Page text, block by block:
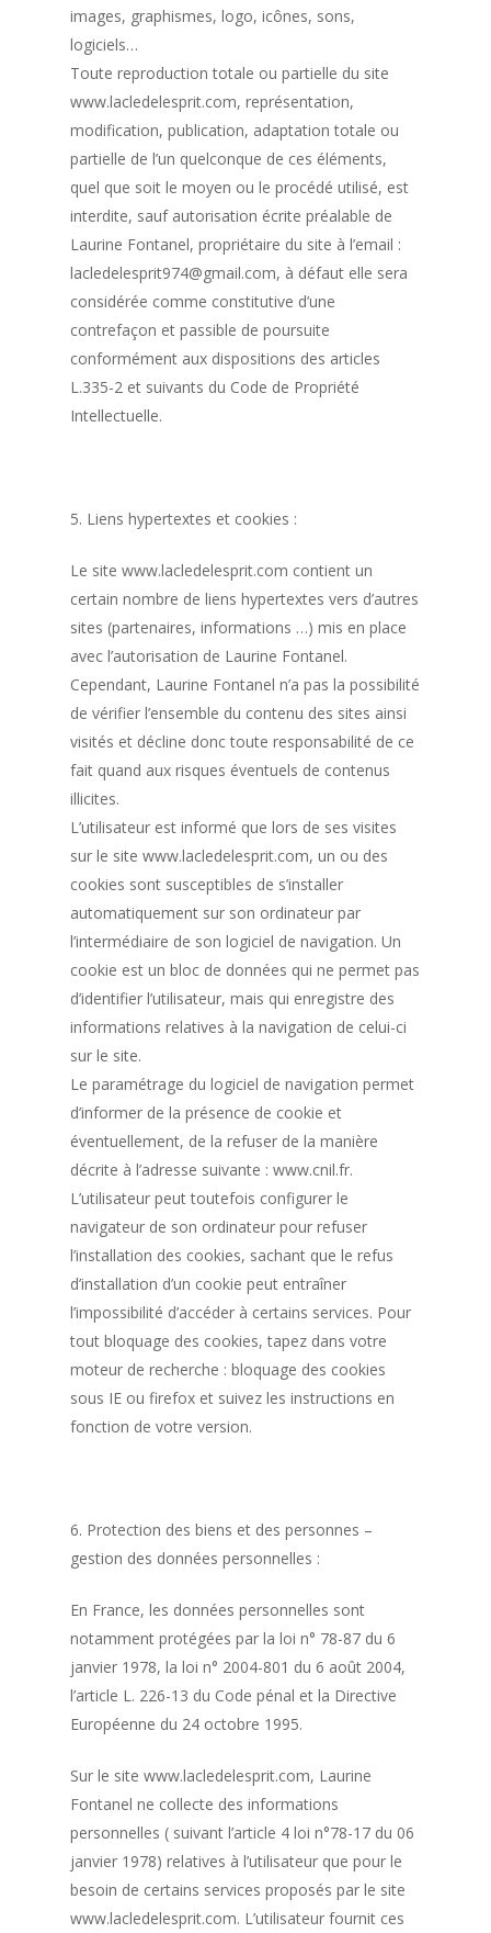
images, graphismes, logo, icônes, sons,
logiciels…
Toute reproduction totale ou partielle du site
www.lacledelesprit.com, représentation,
modification, publication, adaptation totale ou
partielle de l’un quelconque de ces éléments,
quel que soit le moyen ou le procédé utilisé, est
interdite, sauf autorisation écrite préalable de
Laurine Fontanel, propriétaire du site à l’email :
lacledelesprit974@gmail.com, à défaut elle sera
considérée comme constitutive d’une
contrefaçon et passible de poursuite
conformément aux dispositions des articles
L.335-2 et suivants du Code de Propriété
Intellectuelle.
5. Liens hypertextes et cookies :
Le site www.lacledelesprit.com contient un
certain nombre de liens hypertextes vers d’autres
sites (partenaires, informations …) mis en place
avec l’autorisation de Laurine Fontanel.
Cependant, Laurine Fontanel n’a pas la possibilité
de vérifier l’ensemble du contenu des sites ainsi
visités et décline donc toute responsabilité de ce
fait quand aux risques éventuels de contenus
illicites.
L’utilisateur est informé que lors de ses visites
sur le site www.lacledelesprit.com, un ou des
cookies sont susceptibles de s’installer
automatiquement sur son ordinateur par
l’intermédiaire de son logiciel de navigation. Un
cookie est un bloc de données qui ne permet pas
d’identifier l’utilisateur, mais qui enregistre des
informations relatives à la navigation de celui-ci
sur le site.
Le paramétrage du logiciel de navigation permet
d’informer de la présence de cookie et
éventuellement, de la refuser de la manière
décrite à l’adresse suivante : www.cnil.fr.
L’utilisateur peut toutefois configurer le
navigateur de son ordinateur pour refuser
l’installation des cookies, sachant que le refus
d’installation d’un cookie peut entraîner
l’impossibilité d’accéder à certains services. Pour
tout bloquage des cookies, tapez dans votre
moteur de recherche : bloquage des cookies
sous IE ou firefox et suivez les instructions en
fonction de votre version.
6. Protection des biens et des personnes –
gestion des données personnelles :
En France, les données personnelles sont
notamment protégées par la loi n° 78-87 du 6
janvier 1978, la loi n° 2004-801 du 6 août 2004,
l’article L. 226-13 du Code pénal et la Directive
Européenne du 24 octobre 1995.
Sur le site www.lacledelesprit.com, Laurine
Fontanel ne collecte des informations
personnelles ( suivant l’article 4 loi n°78-17 du 06
janvier 1978) relatives à l’utilisateur que pour le
besoin de certains services proposés par le site
www.lacledelesprit.com. L’utilisateur fournit ces